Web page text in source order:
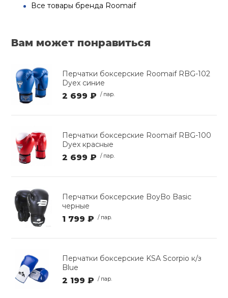
Все товары бренда Roomaif
Вам может понравиться
Перчатки боксерские Roomaif RBG-102
Dyex синие
2 699 ₽ / пар.
Перчатки боксерские Roomaif RBG-100
Dyex красные
2 699 ₽ / пар.
Перчатки боксерские BoyBo Basic
черные
1 799 ₽ / пар.
Перчатки боксерские KSA Scorpio к/з
Blue
2 199 ₽ / пар.